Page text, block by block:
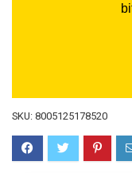
SKU: 8005125178520